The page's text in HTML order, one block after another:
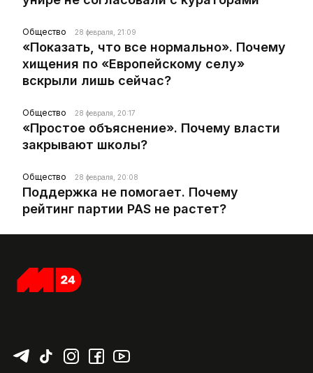
Общество 28 февраля, 21:09
«Показать, что все нормально». Почему
хищения по «Европейскому селу»
вскрыли лишь сейчас?
Общество 28 февраля, 20:17
«Простое объяснение». Почему власти
закрывают школы?
Общество 28 февраля, 20:08
Поддержка не помогает. Почему
рейтинг партии PAS не растет?